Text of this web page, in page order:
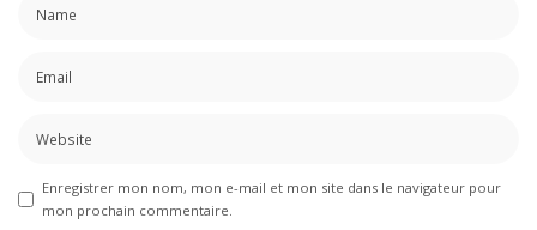
Enregistrer mon nom, mon e-mail et mon site dans le navigateur pour
mon prochain commentaire.